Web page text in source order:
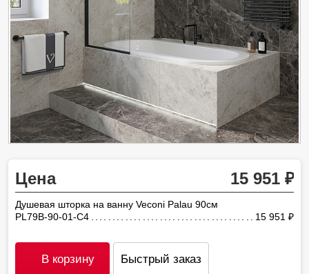
Цена 15 951
Душевая шторка на ванну Veconi Palau 90см
PL79B-90-01-C4
15 951
В корзину Быстрый заказ